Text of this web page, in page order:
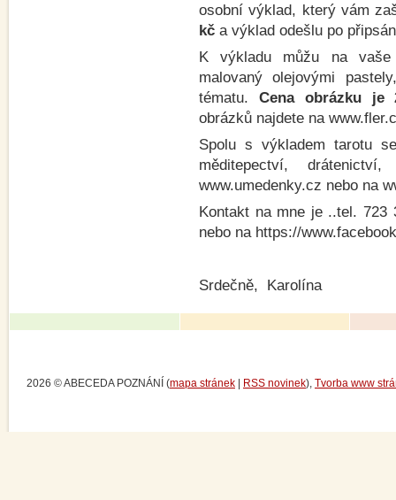
osobní výklad, který vám
kč a výklad odešlu po
K výkladu můžu na
malovaný olejovými
tématu. Cena obrázku je
obrázků najdete na
Spolu s výkladem tarotu
měditepectví,
www.umedenky.cz nebo na
Kontakt na mne je ..tel. 723
nebo na https://
Srdečně, Karolína
2026 © ABECEDA POZNÁNÍ (mapa stránek RSS novinek), Tvorba www